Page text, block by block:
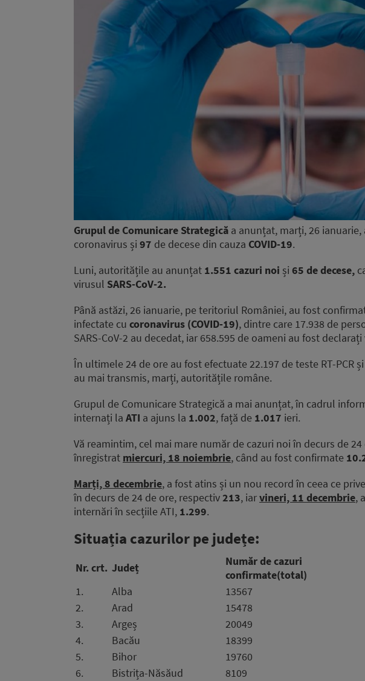
Grupul de Comunicare Strategică a anunțat, marți, 26 ianuarie,
coronavirus și 97 de decese din cauza COVID-19.
Luni, autoritățile au anunțat 1.551 cazuri noi și 65 de decese,
virusul SARS-CoV-2.
Până astăzi, 26 ianuarie, pe teritoriul României, au fost
infectate cu coronavirus (COVID-19), dintre care 17.938 de
SARS-CoV-2 au decedat, iar 658.595 de oameni au fost
În ultimele 24 de ore au fost efectuate 22.197 de teste RT-PCR
au mai transmis, marți, autoritățile române.
Grupul de Comunicare Strategică a mai anunțat, în cadrul
internați la ATI a ajuns la 1.002, față de 1.017 ieri.
Vă reamintim, cel mai mare număr de cazuri noi în decurs de
înregistrat miercuri, 18 noiembrie, când au fost confirmate
Marți, 8 decembrie, a fost atins și un nou record în ceea ce
în decurs de 24 de ore, respectiv213, iarvineri, 11 decembrie,
internări în secțiile ATI, 1.299.
Situația cazurilor pe județe:
Nr. crt. Județ
Număr de cazuri
confirmate(total)
1.
Alba 13567
2.
Arad 15478
3.
Argeș 20049
4.
Bacău 18399
5.
Bihor 19760
6.
Bistrița-Năsăud 8109